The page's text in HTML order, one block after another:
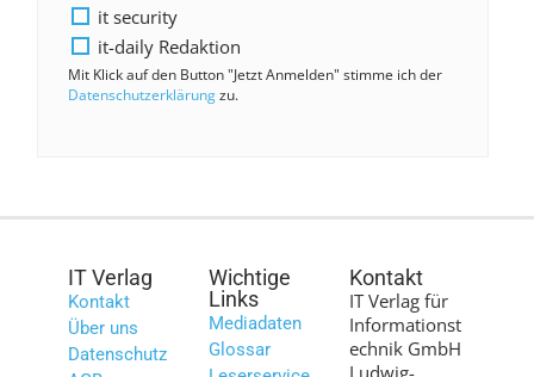
it security
it-daily Redaktion
Mit Klick auf den Button "Jetzt Anmelden" stimme ich der
Datenschutzerklärungzu.
IT Verlag
Kontakt
Über uns
Datenschutz
Wichtige
Links
Mediadaten
Glossar
Kontakt
IT Verlag für
Informationst
echnik GmbH
Ludwig-